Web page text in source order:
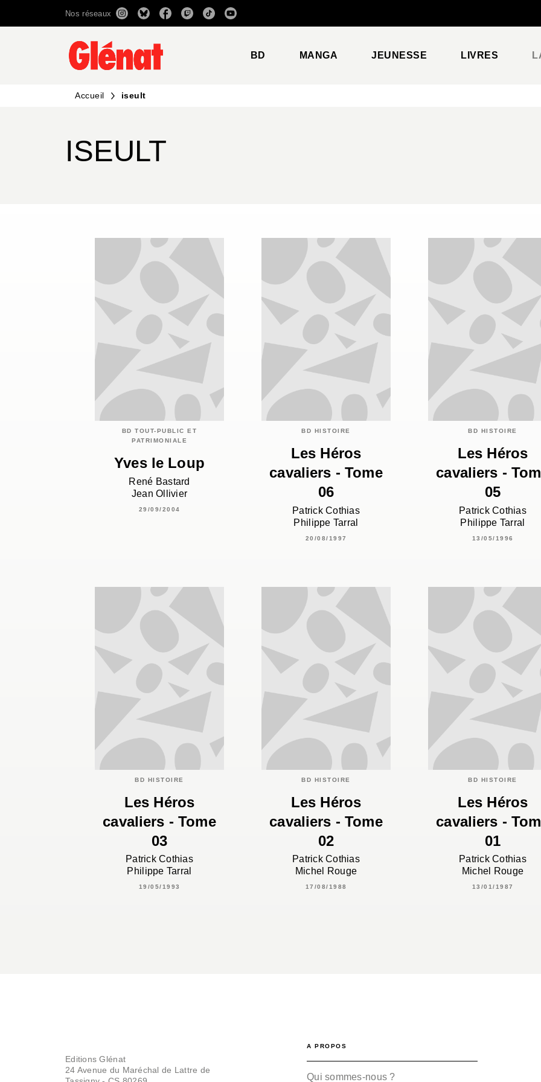
RECHERCHE CONTENU
Nos réseaux
BD MANGA JEUNESSE LIVRES
Accueil iseult
ISEULT
BD TOUT-PUBLIC ET
PATRIMONIALE
Yves le Loup
René Bastard
Jean Ollivier
29/09/2004
BD HISTOIRE
Les Héros
cavaliers - Tome
06
Patrick Cothias
Philippe Tarral
20/08/1997
BD HISTOIRE
Les Héros
cavaliers -
05
Patrick Cothias
Philippe Tarral
13/05/1996
BD HISTOIRE
Les Héros
cavaliers - Tome
03
Patrick Cothias
Philippe Tarral
19/05/1993
BD HISTOIRE
Les Héros
cavaliers - Tome
02
Patrick Cothias
Michel Rouge
17/08/1988
BD HISTOIRE
Les Héros
cavaliers -
01
Patrick Cothias
Michel Rouge
13/01/1987
Editions Glénat
24 Avenue du Maréchal de Lattre de
A PROPOS
Qui sommes-nous ?